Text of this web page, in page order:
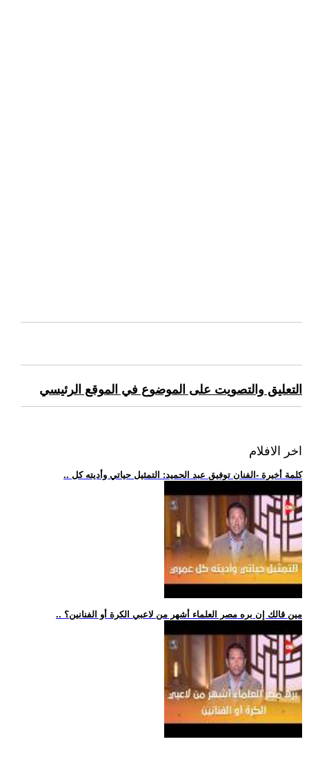
التعليق والتصويت على الموضوع في الموقع الرئيسي
اخر الافلام
.. كلمة أخيرة -الفنان توفيق عبد الحميد: التمثيل حياتي وأديته كل
.. مين قالك إن بره مصر العلماء أشهر من لاعبي الكرة أو الفنانين؟